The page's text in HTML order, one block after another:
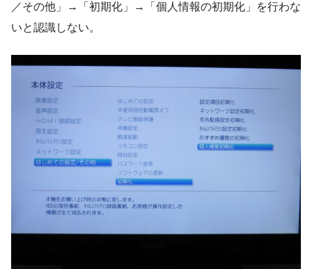
／その他」→「初期化」→「個人情報の初期化」を行わな
いと認識しない。